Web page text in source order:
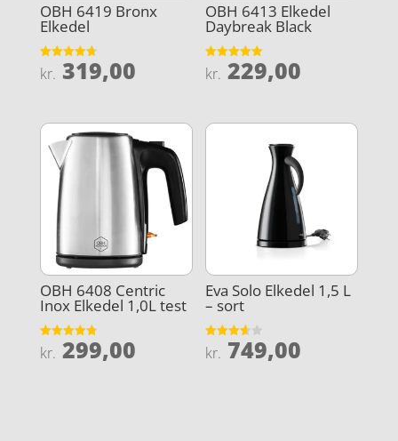
OBH 6419 Bronx
Elkedel
Vurderet
4.7
kr. 319,00
OBH 6413 Elkedel
Daybreak Black
Vurderet
4.9
kr. 229,00
OBH 6408 Centric
Inox Elkedel 1,0L test
Vurderet
4.8
kr. 299,00
Eva Solo Elkedel 1,5 L
– sort
Vurderet
3.6
kr. 749,00